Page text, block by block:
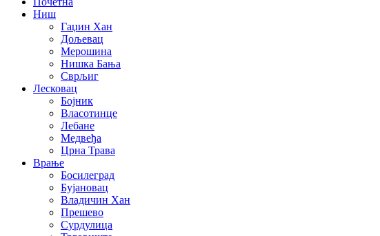
Ниш
Гаџин Хан
Дољевац
Мерошина
Нишка Бања
Сврљиг
Лесковац
Бојник
Власотинце
Лебане
Медвеђа
Црна Трава
Врање
Босилеград
Бујановац
Владичин Хан
Прешево
Сурдулица